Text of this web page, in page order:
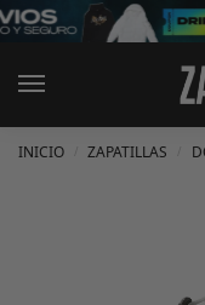
INICIO ZAPATILLAS